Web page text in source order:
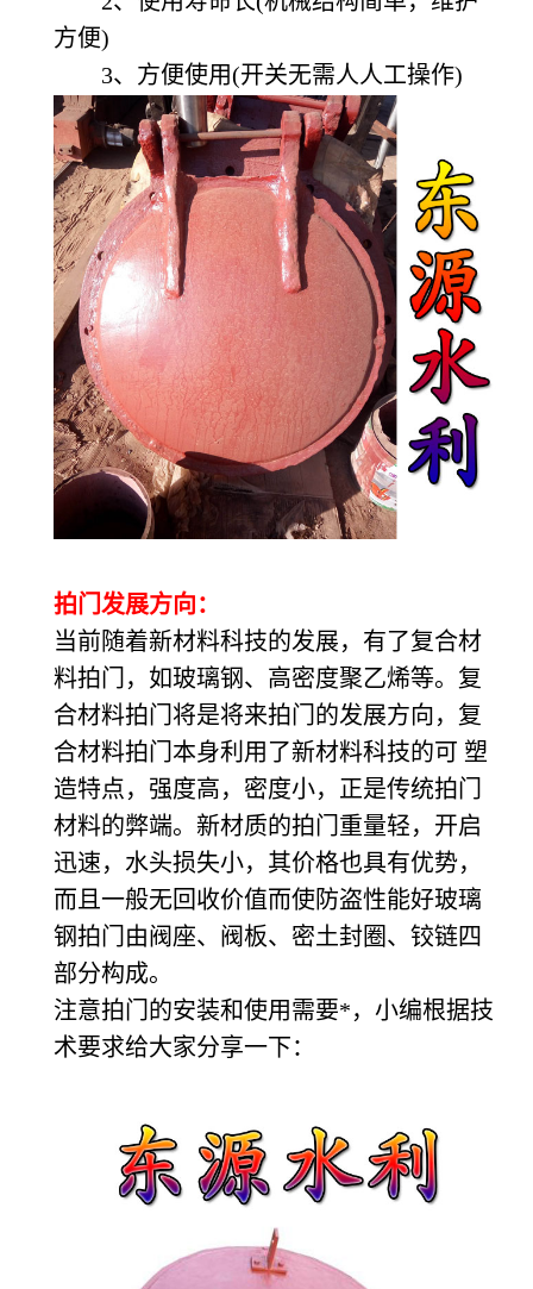
方便)
3、方便使用(开关无需人人工操作)
拍门发展方向：
当前随着新材料科技的发展，有了复合材
料拍门，如玻璃钢、高密度聚乙烯等。复
合材料拍门将是将来拍门的发展方向，复
合材料拍门本身利用了新材料科技的可 塑
造特点，强度高，密度小，正是传统拍门
材料的弊端。新材质的拍门重量轻，开启
迅速，水头损失小，其价格也具有优势，
而且一般无回收价值而使防盗性能好玻璃
钢拍门由阀座、阀板、密土封圈、铰链四
部分构成。
注意拍门的安装和使用需要*，小编根据技
术要求给大家分享一下：